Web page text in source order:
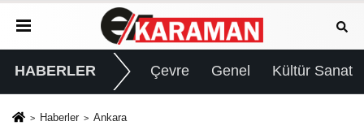
HABERLER Çevre Genel Kültür Sanat
Haberler Ankara